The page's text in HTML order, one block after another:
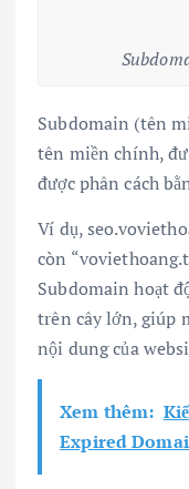
Subdomain (tên
tên miền chính,
được phân cách
Ví dụ,
còn
Subdomain hoạt
trên cây lớn, giúp
nội dung của
Xem thêm:
Expired